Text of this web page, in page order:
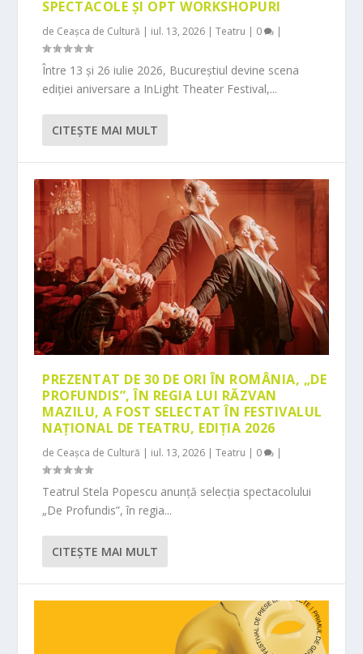
SPECTACOLE ȘI OPT WORKSHOPURI
de Ceașca de Cultură | iul. 13, 2026 |Teatru | 0 |
Între 13 și 26 iulie 2026, Bucureștiul devine scena
ediției aniversare a InLight Theater Festival,...
CITEŞTE MAI MULT
PREZENTAT DE 30 DE ORI ÎN ROMÂNIA, „DE
PROFUNDIS”, ÎN REGIA LUI RĂZVAN
MAZILU, A FOST SELECTAT ÎN FESTIVALUL
NAȚIONAL DE TEATRU, EDIȚIA 2026
de Ceașca de Cultură | iul. 13, 2026 |Teatru | 0 |
Teatrul Stela Popescu anunță selecția spectacolului
„De Profundis”, în regia...
CITEŞTE MAI MULT